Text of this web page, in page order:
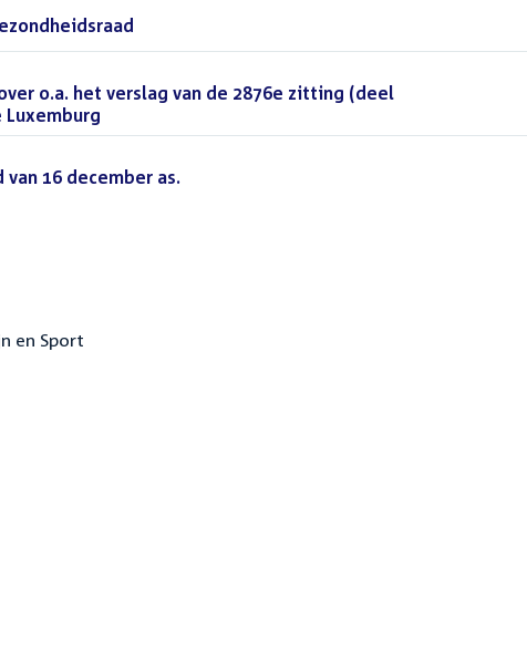
o.a. het verslag van de 2876e zitting (deel
van 16 december as.
en Sport